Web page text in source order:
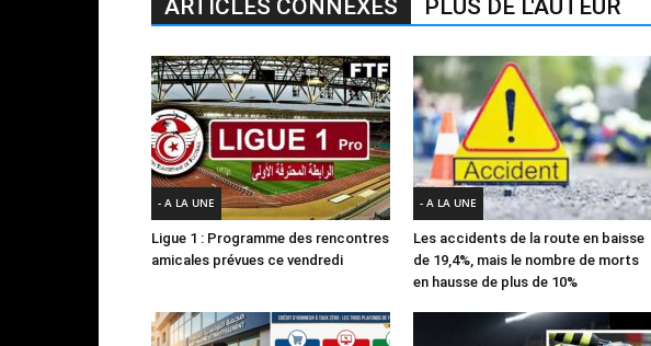
ARTICLES CONNEXES PLUS DE L'AUTEUR
- A LA UNE
Ligue 1 : Programme des rencontres
amicales prévues ce vendredi
- A LA UNE
Les accidents de la route en baisse
de 19,4%, mais le nombre de morts
en hausse de plus de 10%